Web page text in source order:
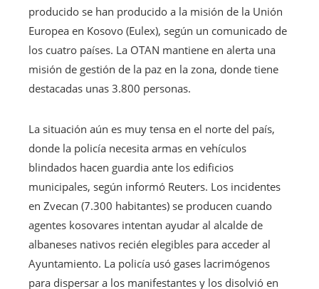
producido se han producido a la misión de la Unión
Europea en Kosovo (Eulex), según un comunicado de
los cuatro países. La OTAN mantiene en alerta una
misión de gestión de la paz en la zona, donde tiene
destacadas unas 3.800 personas.
La situación aún es muy tensa en el norte del país,
donde la policía necesita armas en vehículos
blindados hacen guardia ante los edificios
municipales, según informó Reuters. Los incidentes
en Zvecan (7.300 habitantes) se producen cuando
agentes kosovares intentan ayudar al alcalde de
albaneses nativos recién elegibles para acceder al
Ayuntamiento. La policía usó gases lacrimógenos
para dispersar a los manifestantes y los disolvió en